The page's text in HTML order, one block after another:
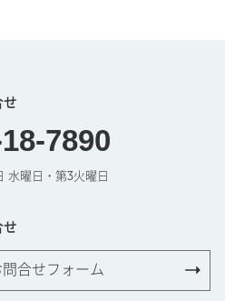
せ
7890
水曜日・第3火曜日
せ
合せフォーム